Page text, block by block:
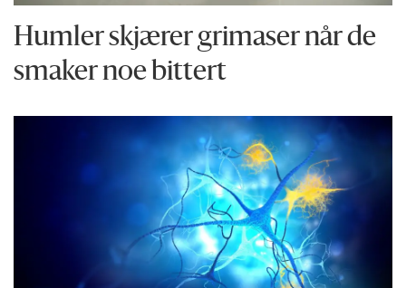
Humler skjærer grimaser når de
smaker noe bittert